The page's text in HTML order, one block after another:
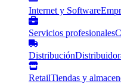
Internet y Software
Servicios profesionales
Distribución
RetailTiendas y